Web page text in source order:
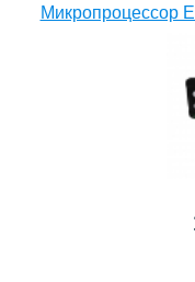
Микропроцессор